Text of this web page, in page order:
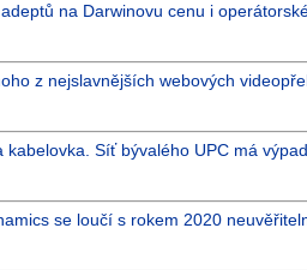
na Darwinovu cenu i
z nejslavnějších webových
kabelovka. Síť bývalého UPC má
se loučí s rokem 2020